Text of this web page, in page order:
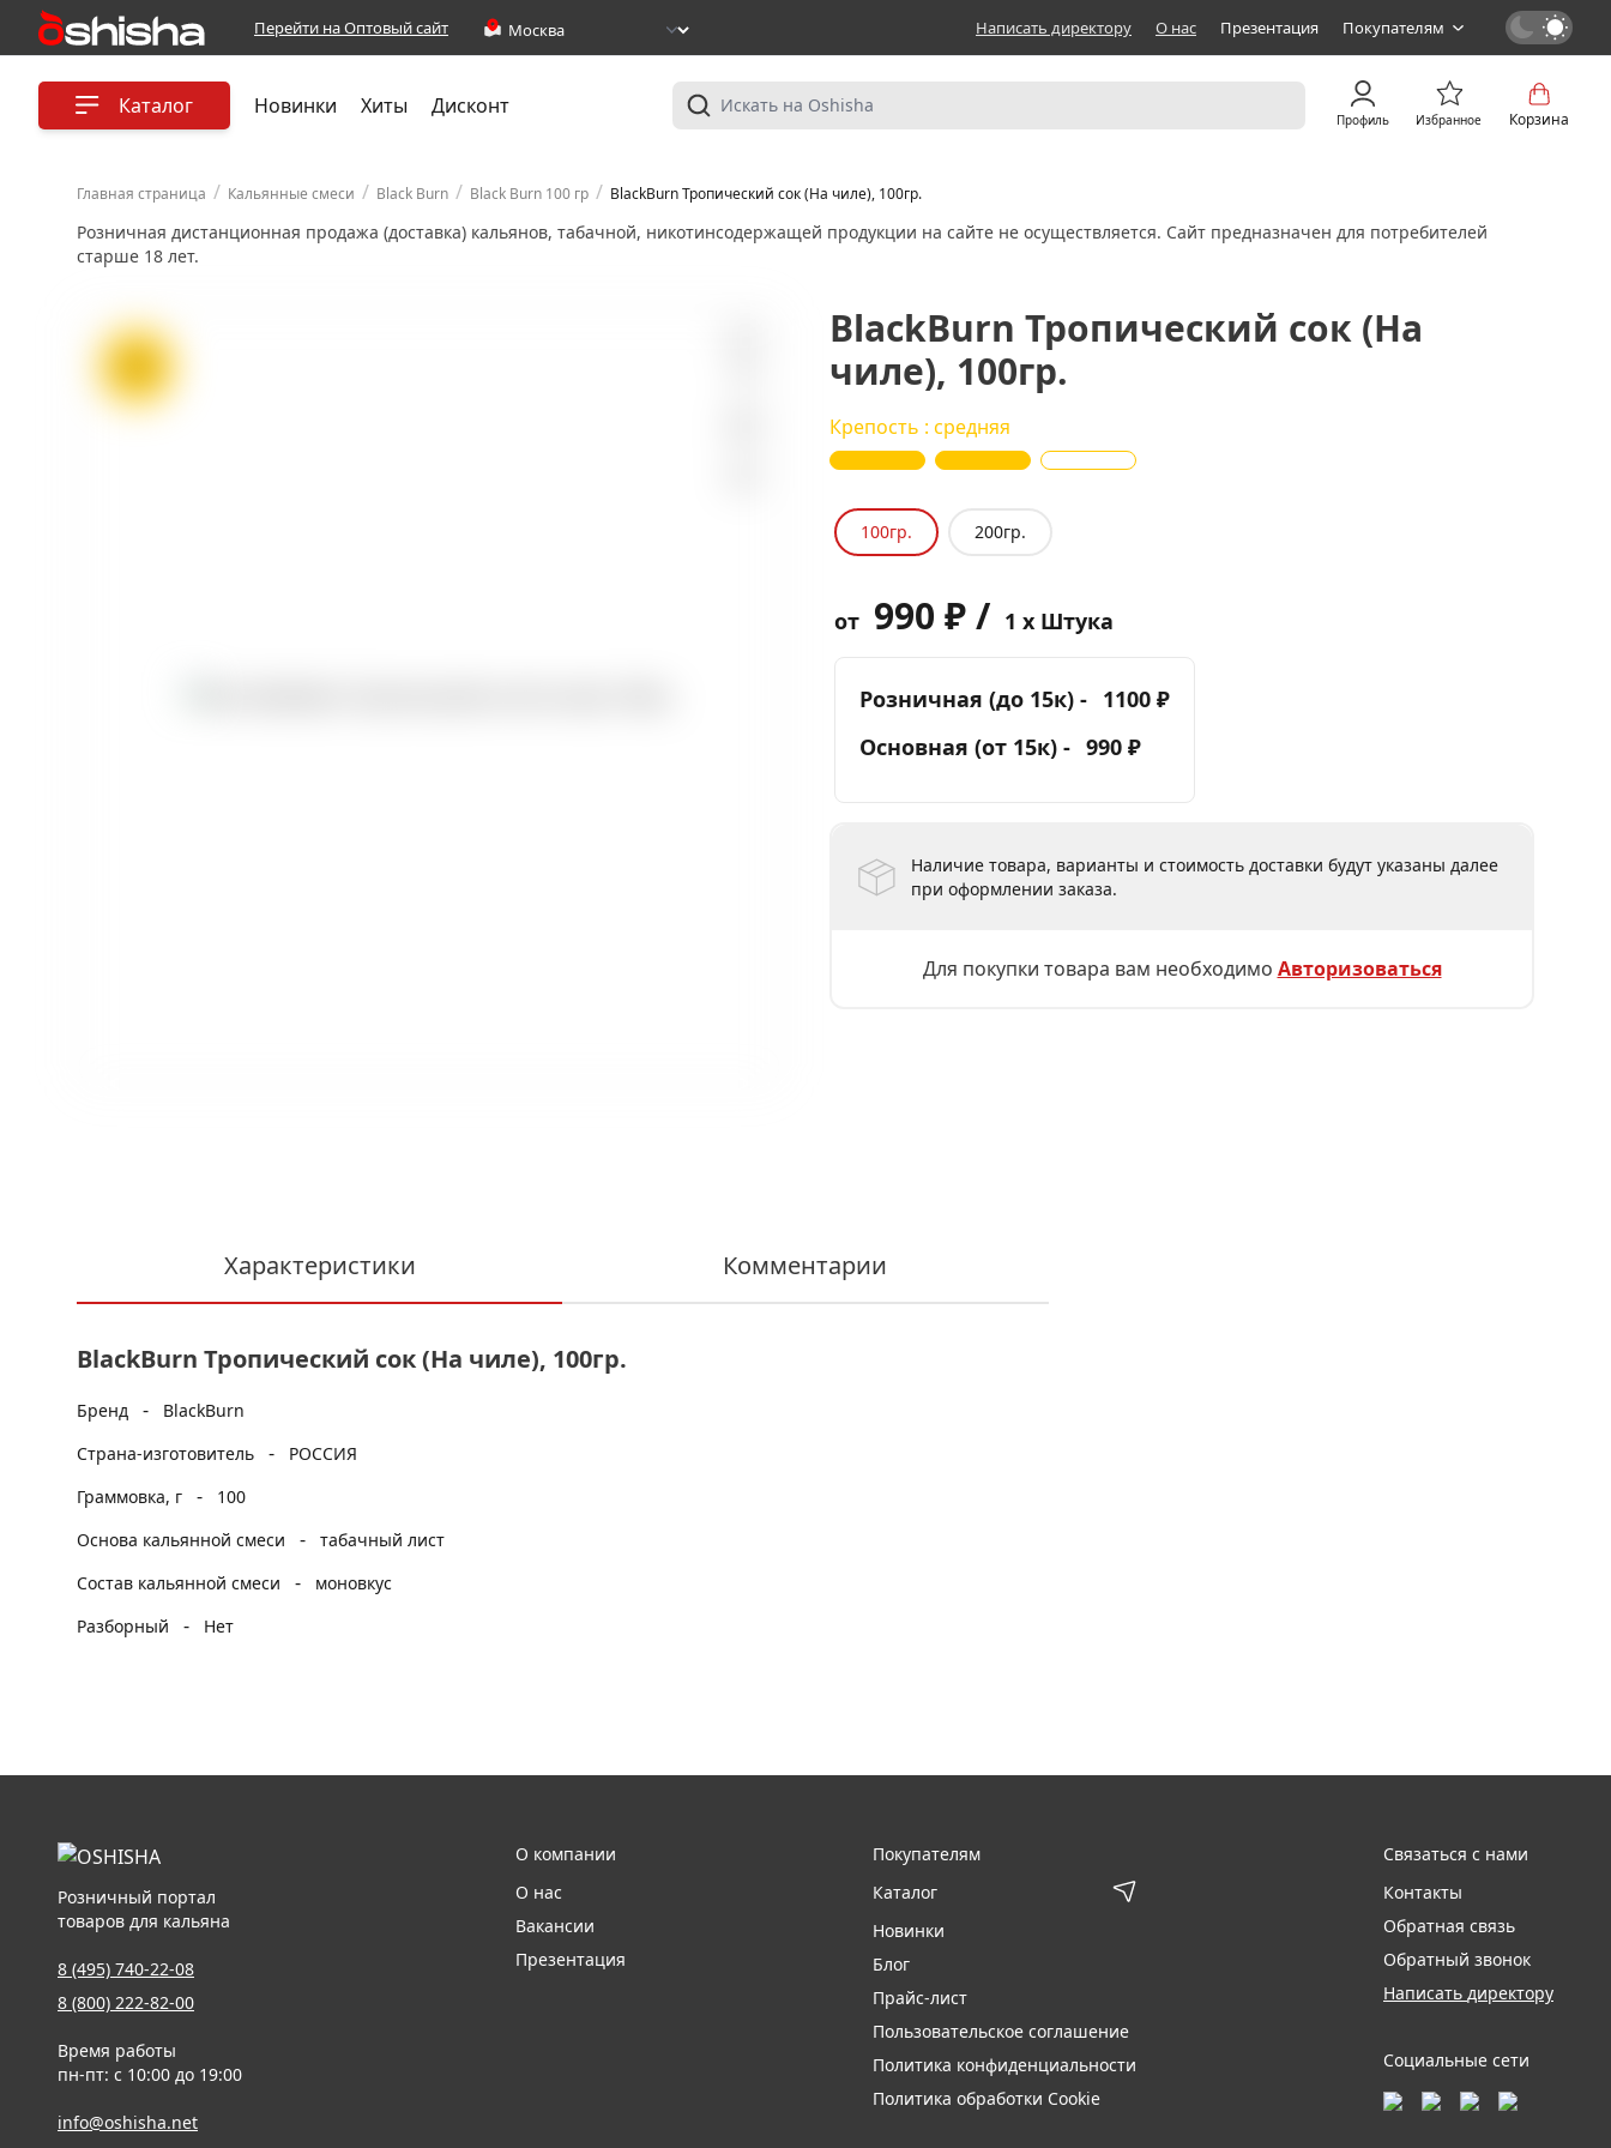
Перейти на Оптовый сайт Написать директору О нас Презентация Покупателям
Каталог Новинки Хиты Дисконт
Профиль Избранное Корзина
Главная страница / Кальянные смеси / Black Burn / Black Burn 100 гр / BlackBurn Тропический сок (На чиле), 100гр.
Розничная дистанционная продажа (доставка) кальянов, табачной, никотинсодержащей продукции на сайте не осуществляется. Сайт предназначен для потребителей
старше 18 лет.
BlackBurn Тропический сок (На
чиле), 100гр.
Крепость : средняя
100гр. 200гр.
от 990 ₽ / 1 x Штука
Розничная (до 15к) - 1100 ₽
Основная (от 15к) - 990 ₽
Наличие товара, варианты и стоимость доставки будут указаны далее
при оформлении заказа.
Для покупки товара вам необходимо Авторизоваться
Характеристики Комментарии
BlackBurn Тропический сок (На чиле), 100гр.
Бренд -
BlackBurn
Страна-изготовитель
-
РОССИЯ
Граммовка, г
-
100
Основа кальянной смеси
- табачный лист
Состав кальянной смеси
-
моновкус
Разборный
- Нет
Розничный портал
товаров для кальяна
8 (495) 740-22-08
8 (800) 222-82-00
Время работы
пн-пт: с 10:00 до 19:00
info@oshisha.net
О компании
О нас
Вакансии
Презентация
Покупателям
Каталог
Новинки
Блог
Прайс-лист
Пользовательское соглашение
Политика конфиденциальности
Политика обработки Cookie
Связаться с нами
Контакты
Обратная связь
Обратный звонок
Написать директору
Социальные сети